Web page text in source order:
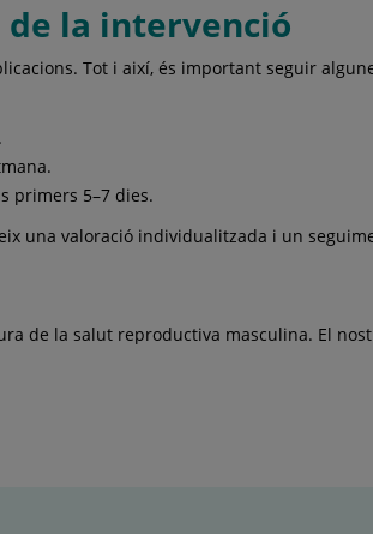
de la intervenció
Tot i així, és important seguir
primers 5–7 dies.
una valoració individualitzada i un
de la salut reproductiva masculina. El